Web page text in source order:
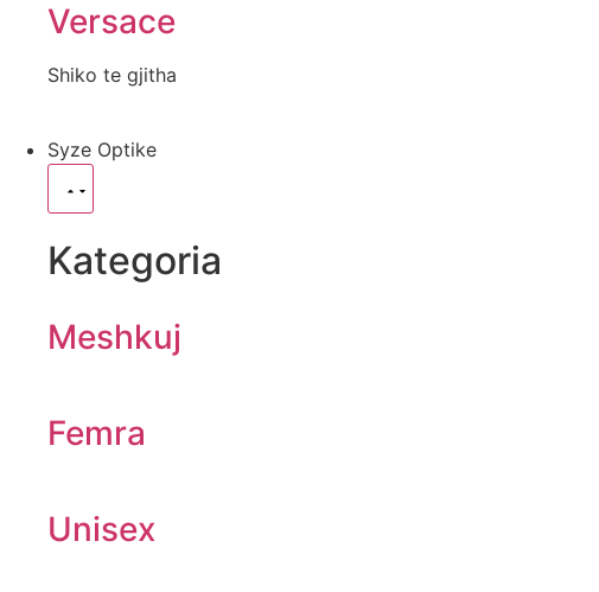
Versace
Shiko te gjitha
Syze Optike
Kategoria
Meshkuj
Femra
Unisex